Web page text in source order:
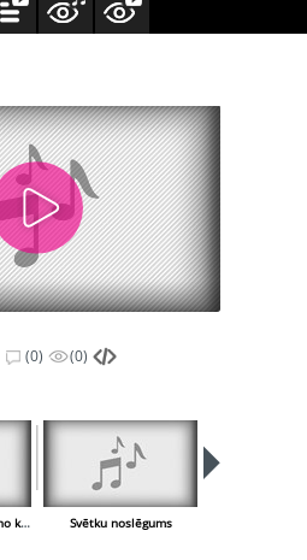
(0) (0)
PŪT, VĒJIŅI - Mūzika no kinofilmas Svētku noslēgums